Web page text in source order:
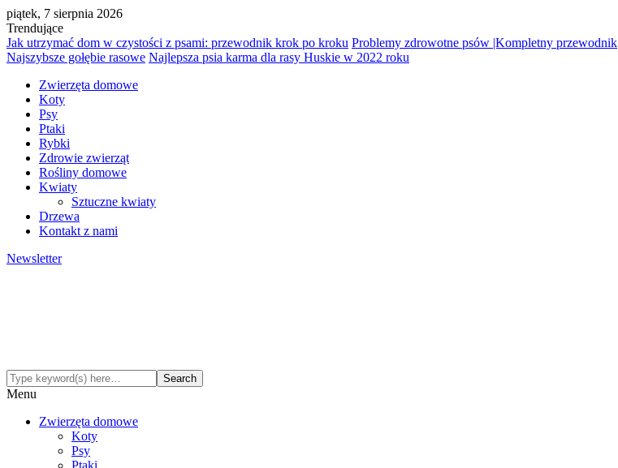
piątek, 7 sierpnia 2026
Trendujące
Jak utrzymać dom w czystości z psami: przewodnik krok po kroku Problemy zdrowotne psów |Kompletny przewodnik
Najszybsze gołębie rasowe Najlepsza psia karma dla rasy Huskie w 2022 roku
Zwierzęta domowe
Koty
Psy
Ptaki
Rybki
Zdrowie zwierząt
Rośliny domowe
Kwiaty
Sztuczne kwiaty
Drzewa
Kontakt z nami
Newsletter
Menu
Zwierzęta domowe
Koty
Psy
Ptaki